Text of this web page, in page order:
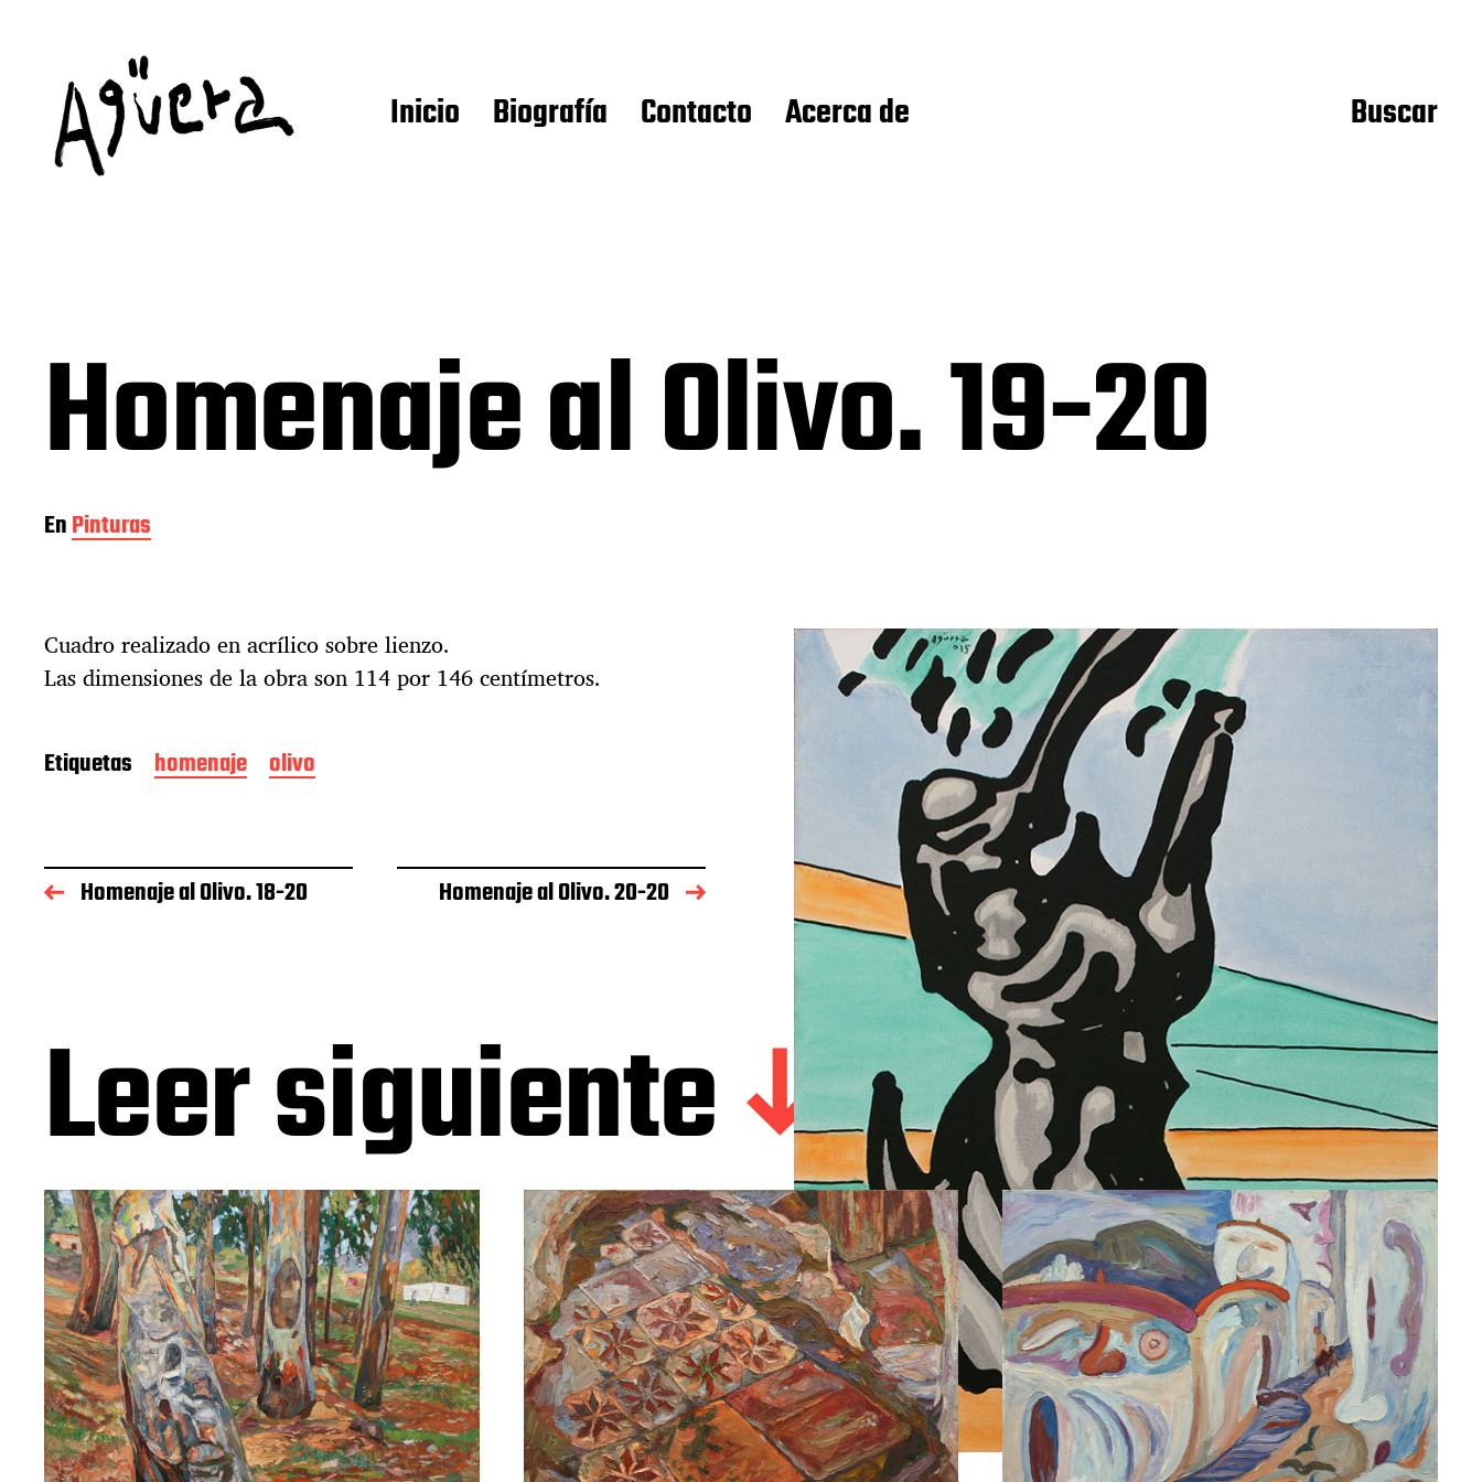
Inicio Biografía Contacto Acerca de Buscar
Homenaje al Olivo. 19-20
EnPinturas
Cuadro realizado en acrílico sobre lienzo.
Las dimensiones de la obra son 114 por 146 centímetros.
Etiquetas homenaje olivo
Homenaje al Olivo. 18-20 Homenaje al Olivo. 20-20
Leer siguiente